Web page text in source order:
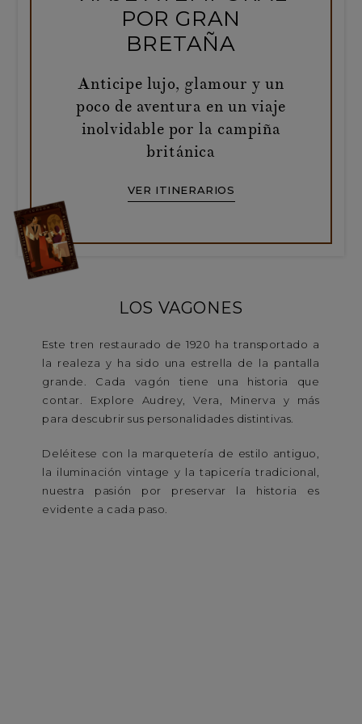
POR GRAN
BRETAÑA
Anticipe lujo, glamour y un
poco de aventura en un viaje
inolvidable por la campiña
británica
VER ITINERARIOS
LOS VAGONES
Este tren restaurado de 1920 ha transportado a
la realeza y ha sido una estrella de la pantalla
grande. Cada vagón tiene una historia que
contar. Explore Audrey, Vera, Minerva y más
para descubrir sus personalidades distintivas.
Deléitese con la marquetería de estilo antiguo,
la iluminación vintage y la tapicería tradicional,
nuestra pasión por preservar la historia es
evidente a cada paso.